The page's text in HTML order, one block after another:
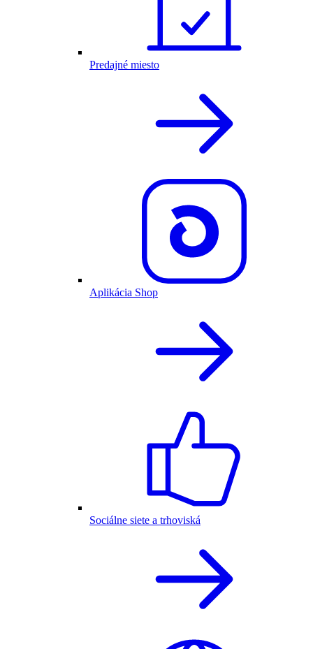
Predajné miesto
Aplikácia Shop
Sociálne siete a trhoviská